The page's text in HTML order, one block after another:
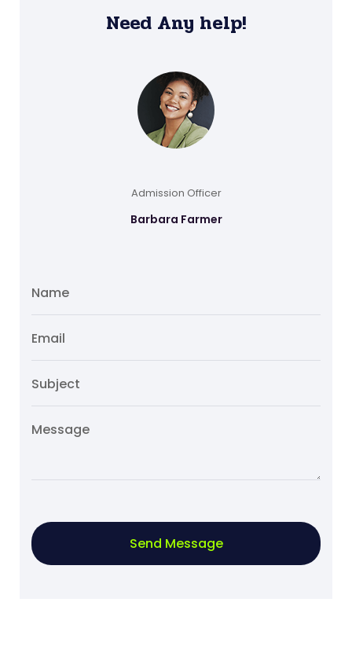
Need Any help!
Admission Officer
Barbara Farmer
Send Message